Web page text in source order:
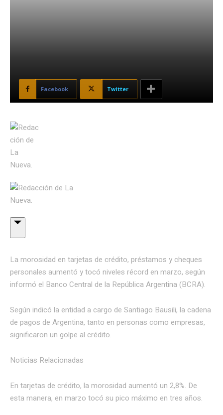
Facebook Twitter
La morosidad en tarjetas de crédito, préstamos y cheques
personales aumentó y tocó niveles récord en marzo, según
informó el Banco Central de la República Argentina (BCRA).
Según indicó la entidad a cargo de Santiago Bausili, la cadena
de pagos de Argentina, tanto en personas como empresas,
significaron un golpe al crédito.
Noticias Relacionadas
En tarjetas de crédito, la morosidad aumentó un 2,8%. De
esta manera, en marzo tocó su pico máximo en tres años.